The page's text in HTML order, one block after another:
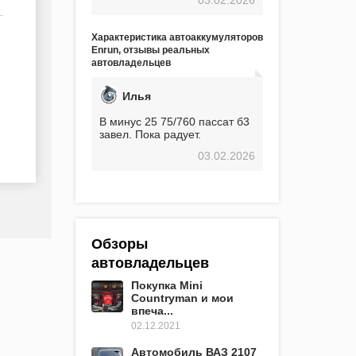
экстремальные морозы,
прогревался, чтобы избежать
проблем. И тем не менее, за
весь период использования
связанной с аккумулятором.
Прекрасный аккумулятор!
Недавно установил новый
АКОМ + EFB 75. Судя по
характеристикам, он даже
превосходит предыдущую
Характеристика автоаккумуляторов
Enrun, отзывы реальных
автовладельцев
Илья
В минус 25 75/760 пассат б3
завел. Пока радует.
03.02.2026
Обзоры
автовладельцев
Покупка Mini
Countryman и мои
впеча...
02.12.2021
Автомобиль ВАЗ 2107